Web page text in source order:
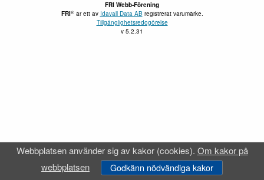
FRI Webb-Förening
FRI®är ett av Idavall Data AB registrerat varumärke.
Tillgänglighetsredogörelse
v 5.2.31
Webbplatsen använder sig av kakor (cookies). Om kakor på
webbplatsen
Godkänn nödvändiga kakor